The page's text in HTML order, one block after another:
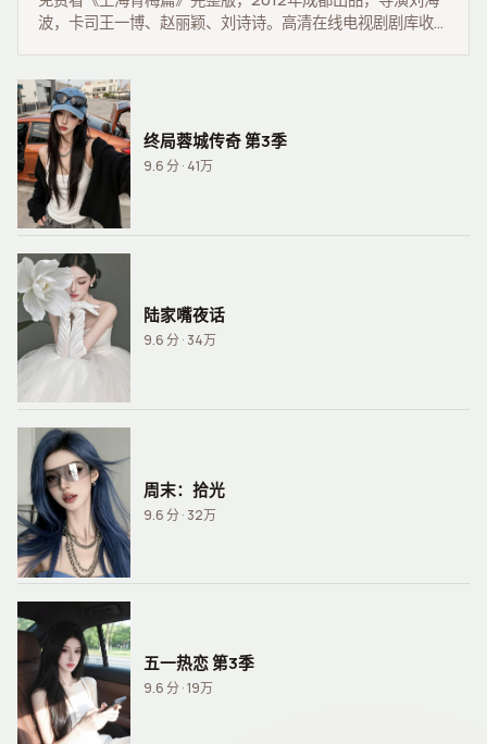
波，卡司王一博、赵丽颖、刘诗诗。高清在线电视剧剧库收
终局蓉城传奇 第3季
9.6分 · 41万
陆家嘴夜话
9.6分 · 34万
周末：拾光
9.6分 · 32万
五一热恋 第3季
9.6分 ·19万